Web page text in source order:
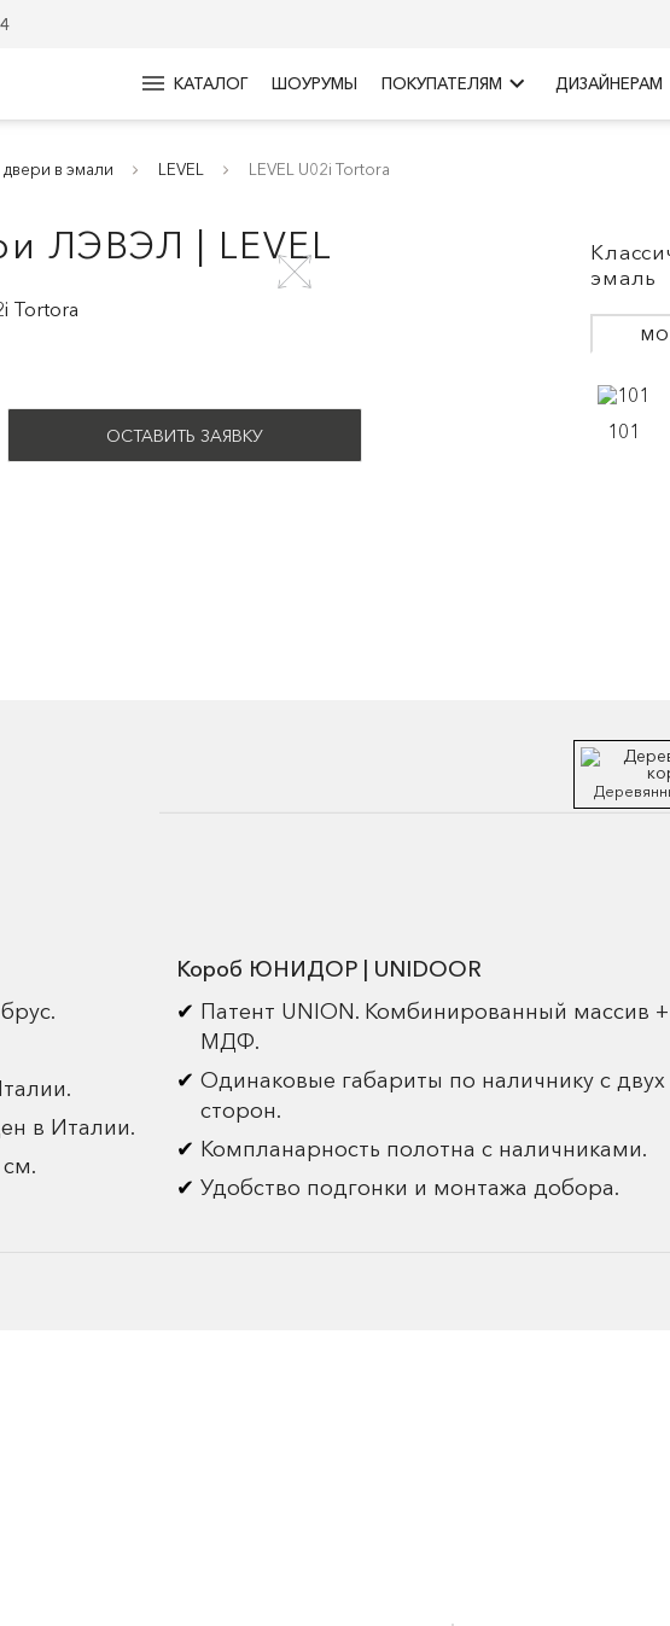
menu КАТАЛОГ ШОУРУМЫ ПОКУПАТЕЛЯМ keyboard_arrow_right ДИЗАЙНЕРАМ
в эмали LEVEL LEVEL U02i Tortora
ЛЭВЭЛ | LEVEL
ОСТАВИТЬ ЗАЯВКУ
эмаль
101
в Италии.
Короб ЮНИДОР | UNIDOOR
Патент UNION. Комбинированный массив +
МДФ.
Одинаковые габариты по наличнику с двух
сторон.
Компланарность полотна с наличниками.
Удобство подгонки и монтажа добора.